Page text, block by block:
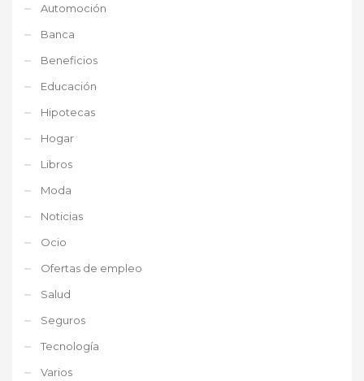
Automoción
Banca
Beneficios
Educación
Hipotecas
Hogar
Libros
Moda
Noticias
Ocio
Ofertas de empleo
Salud
Seguros
Tecnología
Varios